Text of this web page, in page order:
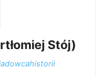
Stój)